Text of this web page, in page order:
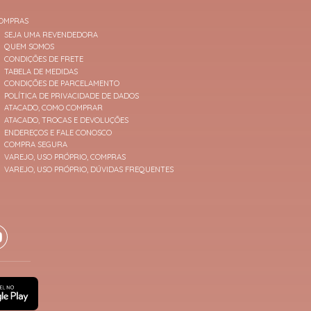
SEJA UMA REVENDEDORA
QUEM SOMOS
CONDIÇÕES DE FRETE
TABELA DE MEDIDAS
CONDIÇÕES DE PARCELAMENTO
POLÍTICA DE PRIVACIDADE DE DADOS
ATACADO, COMO COMPRAR
ATACADO, TROCAS E DEVOLUÇÕES
ENDEREÇOS E FALE CONOSCO
COMPRA SEGURA
VAREJO, USO PRÓPRIO, COMPRAS
VAREJO, USO PRÓPRIO, DÚVIDAS FREQUENTES